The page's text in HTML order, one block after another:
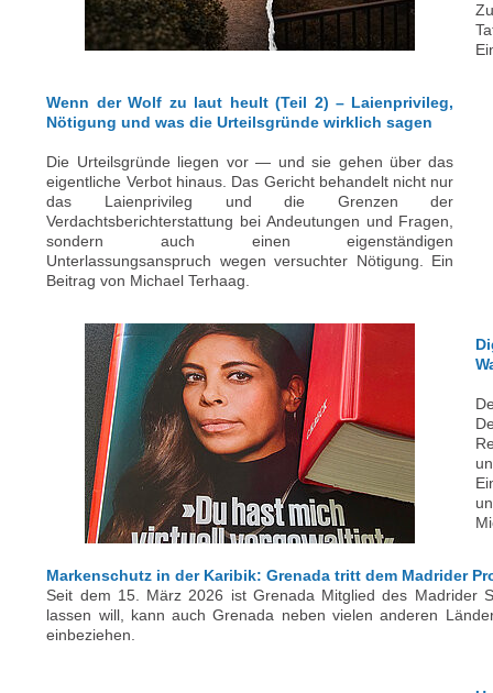
Wenn der Wolf zu laut heult (Teil 2) – Laienprivileg,
Nötigung und was die Urteilsgründe wirklich sagen
Die Urteilsgründe liegen vor — und sie gehen über das
eigentliche Verbot hinaus. Das Gericht behandelt nicht nur
das Laienprivileg und die Grenzen der
Verdachtsberichterstattung bei Andeutungen und Fragen,
sondern auch einen eigenständigen
Unterlassungsanspruch wegen versuchter Nötigung. Ein
Beitrag von Michael Terhaag.
Markenschutz in der Karibik: Grenada tritt dem Madrider
Seit dem 15. März 2026 ist Grenada Mitglied des Madrider
lassen will, kann auch Grenada neben vielen anderen
einbeziehen.